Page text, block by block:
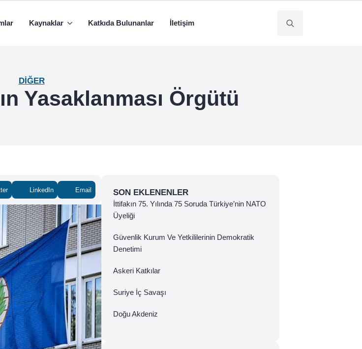
Kaynaklar Katkıda Bulunanlar İletişim
DIĞER
Yasaklanması Örgütü
LinkedIn Email SON EKLENENLER
İttifakın 75. Yılında 75 Soruda Türkiye’nin NATO
Üyeliği
Güvenlik Kurum Ve Yetkililerinin Demokratik
Denetimi
Askeri Katkılar
Suriye İç Savaşı
Doğu Akdeniz